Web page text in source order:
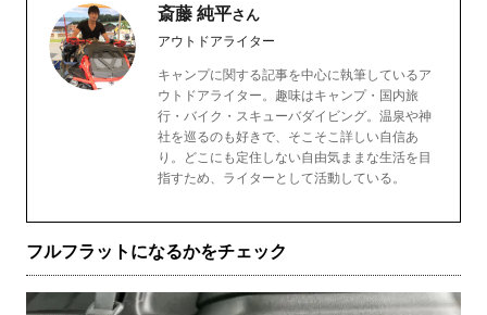
斎藤 純平さん
アウトドアライター
キャンプに関する記事を中心に執筆しているア
ウトドアライター。趣味はキャンプ・国内旅
行・バイク・スキューバダイビング。温泉や神
社を巡るのも好きで、そこそこ詳しい自信あ
り。どこにも定住しない自由気ままな生活を目
指すため、ライターとして活動している。
フルフラットになるかをチェック